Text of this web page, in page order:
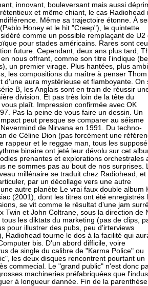
innovant, bouleversant mais aussi
et même chiant, le cas Radiohead
Même sa trajectoire étonne. À
Honey et le hit "Creep"), le quintette
comme un possible remplaçant de U2
pour stades américains. Rares sont
future. Cependant, deux ans plus tard,
nous offrant, comme son titre l'indique
un premier virage. Plus hantées, plus
les compositions du maître à penser Thom
d'une aura mystérieuse et flamboyante. On
B, les Anglais sont en train de réussir
division. Et pas très loin de la tête du
plaît. Impression confirmée avec OK
Pas la peine de vous faire un dessin. Un
peut presque se comparer au séisme
de Nirvana en 1991. Du techno-
de Céline Dion (pas forcément une
rappeur et le reggae man, tous les
binaire ont jeté leur dévolu sur cet
prenantes et explorations orchestrales
ne sommes pas au bout de nos surprises.
millénaire se traduit chez Radiohead, et
par un décollage vers une autre
autre planète Le vrai faux double album
(2001), dont les titres ont été enregistrés
se vit comme le résultat d'une jam
Twin et John Coltrane, sous la direction de
tous les diktats du marketing (pas de clips,
pour illustrer des pubs, peu d'irterviews
Radiohead tourne le dos à la facilité qui
bis. D'un abord difficile, voire
de single du calibre de "Karma Police" ou
les deux disques rencontrent pourtant un
commecial. Le "grand public" n'est donc
machineries préfabriquées que
à longueur dannée. Fin de la